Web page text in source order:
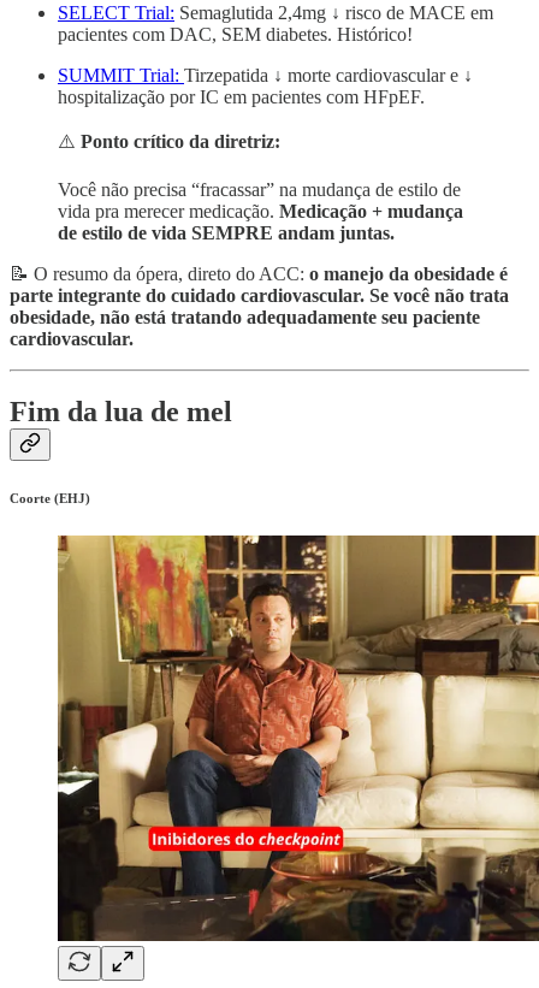
SELECT Trial: Semaglutida 2,4mg ↓ risco de MACE em
pacientes com DAC, SEM diabetes. Histórico!
SUMMIT Trial: Tirzepatida ↓ morte cardiovascular e ↓
hospitalização por IC em pacientes com HFpEF.
⚠️ Ponto crítico da diretriz:
Você não precisa “fracassar” na mudança de estilo de
vida pra merecer medicação. Medicação + mudança
de estilo de vida SEMPRE andam juntas.
📝 O resumo da ópera, direto do ACC: o manejo da obesidade é
parte integrante do cuidado cardiovascular. Se você não trata
obesidade, não está tratando adequadamente seu paciente
cardiovascular.
Fim da lua de mel
Coorte (EHJ)